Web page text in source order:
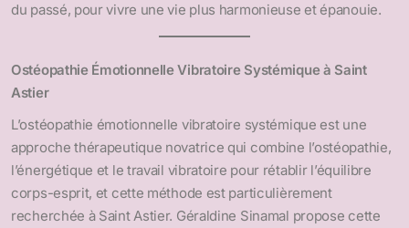
du passé, pour vivre une vie plus harmonieuse et épanouie.
Ostéopathie Émotionnelle Vibratoire Systémique à Saint
Astier
L’ostéopathie émotionnelle vibratoire systémique est une
approche thérapeutique novatrice qui combine l’ostéopathie,
l’énergétique et le travail vibratoire pour rétablir l’équilibre
corps-esprit, et cette méthode est particulièrement
recherchée à Saint Astier. Géraldine Sinamal propose cette